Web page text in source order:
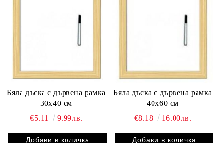
Бяла дъска с дървена рамка
30х40 см
€5.11
9.99лв.
Бяла дъска с дървена рамка
40х60 см
€8.18
16.00лв.